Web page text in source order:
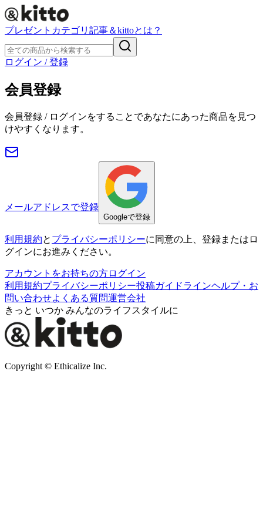
プレゼント カテゴリ 記事＆kittoとは？
ログイン / 登録
会員登録
会員登録 / ログインをすることであなたにあった商品を見つ
けやすくなります。
メールアドレスで登録
Googleで登録
利用規約と プライバシーポリシーに同意の上、登録またはロ
グインにお進みください。
アカウントをお持ちの方ログイン
利用規約プライバシーポリシー投稿ガイドラインヘルプ・お
問い合わせよくある質問運営会社
きっと いつか みんなのライフスタイルに
Copyright © Ethicalize Inc.